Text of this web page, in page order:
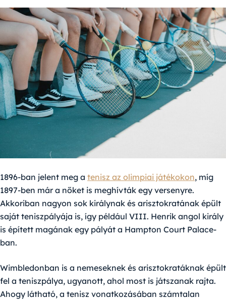
1896-ban jelent meg a tenisz az olimpiai játékokon, míg
1897-ben már a nőket is meghívták egy versenyre.
Akkoriban nagyon sok királynak és arisztokratának épült
saját teniszpályája is, így például VIII. Henrik angol király
is épített magának egy pályát a Hampton Court Palace-
ban.
Wimbledonban is a nemeseknek és arisztokratáknak épült
fel a teniszpálya, ugyanott, ahol most is játszanak rajta.
Ahogy látható, a tenisz vonatkozásában számtalan